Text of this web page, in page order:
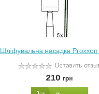
Шліфувальна насадка
Оставить
210 грн